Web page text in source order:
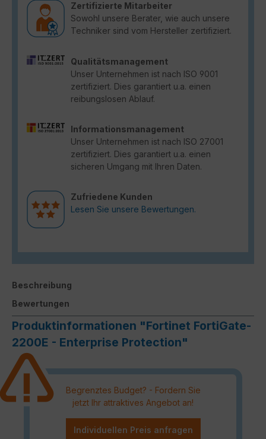
Zertifizierte Mitarbeiter
Sowohl unsere Berater, wie auch unsere
Techniker sind vom Hersteller zertifiziert.
Qualitätsmanagement
Unser Unternehmen ist nach ISO 9001
zertifiziert. Dies garantiert u.a. einen
reibungslosen Ablauf.
Informationsmanagement
Unser Unternehmen ist nach ISO 27001
zertifiziert. Dies garantiert u.a. einen
sicheren Umgang mit Ihren Daten.
Zufriedene Kunden
Lesen Sie unsere Bewertungen.
Beschreibung
Bewertungen
Produktinformationen "Fortinet FortiGate-
2200E - Enterprise Protection"
Begrenztes Budget? - Fordern Sie
jetzt Ihr attraktives Angebot an!
Individuellen Preis anfragen